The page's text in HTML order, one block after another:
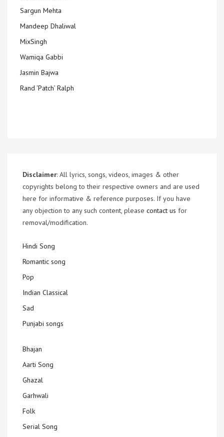
Sargun Mehta
Mandeep Dhaliwal
MixSingh
Wamiqa Gabbi
Jasmin Bajwa
Rand ‘Patch’ Ralph
Disclaimer: All lyrics, songs, videos, images & other
copyrights belong to their respective owners and are used
here for informative & reference purposes. If you have
any objection to any such content, please contact us for
removal/modification.
Hindi Song
Romantic song
Pop
Indian Classical
Sad
Punjabi songs
Bhajan
Aarti Song
Ghazal
Garhwali
Folk
Serial Song